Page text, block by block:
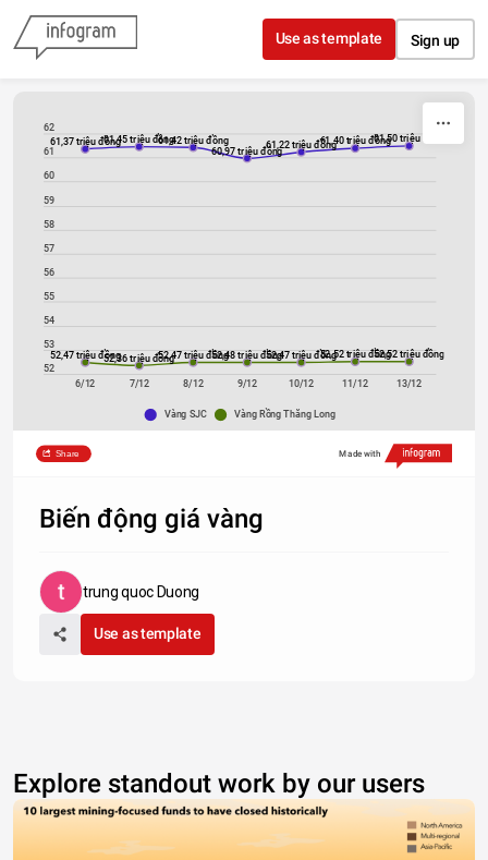
Skip to content
Use as template Sign up
52
53
54
55
56
57
58
59
60
61
62
6/12 7/12 8/12 9/12 10/12 11/12 13/12
61,37 triệu đồng61,45 triệu đồng61,42 triệu đồng
60,97 triệu đồng
61,22 triệu đồng61,40 triệu đồng61,50 triệu đồng
52,47 triệu đồng52,36 triệu đồng52,47 triệu đồng52,48 triệu đồng52,47 triệu đồng52,52 triệu đồng52,52 triệu đồng
Vàng SJC Vàng Rồng Thăng Long
Share Made with
Biến động giá vàng
trung quoc Duong
Use as template
Explore standout work by our users